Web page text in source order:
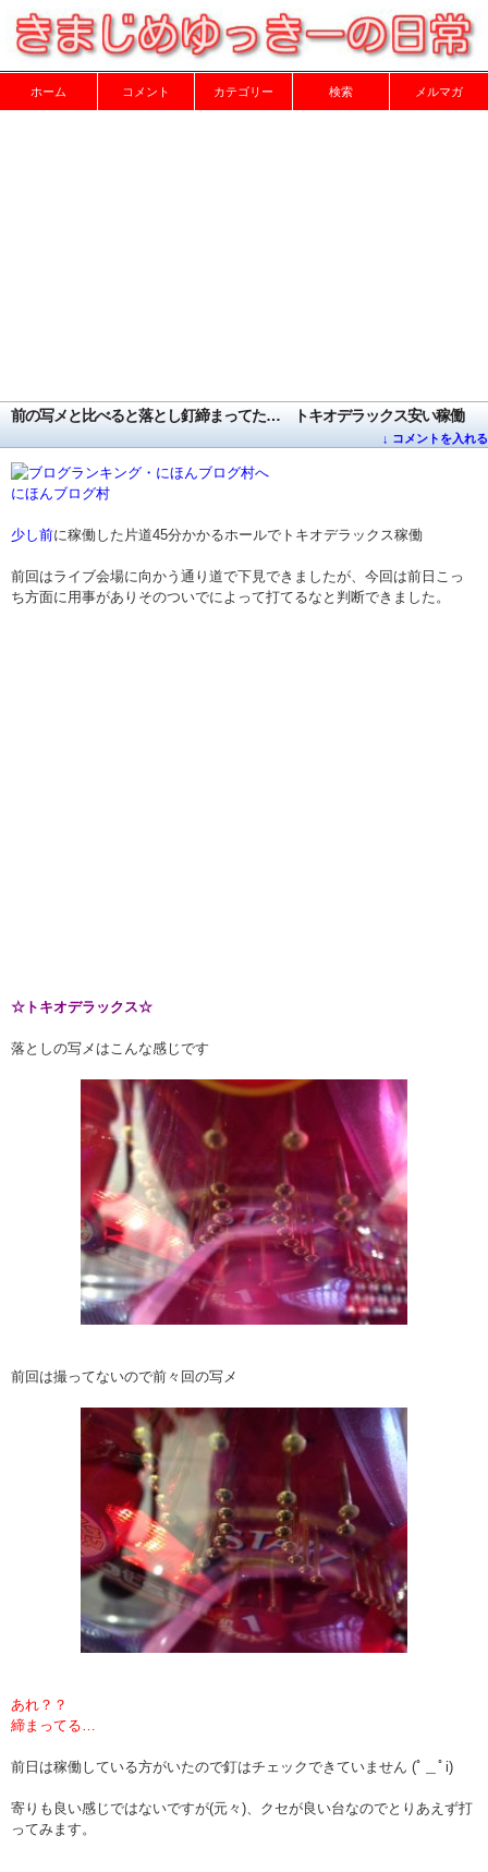
ホーム コメント カテゴリー 検索 メルマガ
前の写メと比べると落とし釘締まってた… トキオデラックス安い稼働
↓ コメントを入れる
にほんブログ村
少し前に稼働した片道45分かかるホールでトキオデラックス稼働
前回はライブ会場に向かう通り道で下見できましたが、今回は前日こっ
ち方面に用事がありそのついでによって打てるなと判断できました。
☆トキオデラックス☆
落としの写メはこんな感じです
前回は撮ってないので前々回の写メ
あれ？？
締まってる…
前日は稼働している方がいたので釘はチェックできていません (ﾟ＿ﾟi)
寄りも良い感じではないですが(元々)、クセが良い台なのでとりあえず打
ってみます。